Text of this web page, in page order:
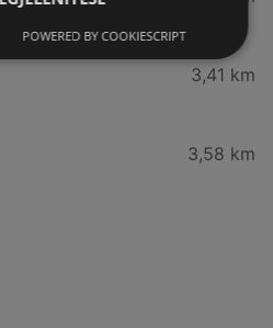
3,41 km
3,58 km
POWERED BY COOKIESCRIPT